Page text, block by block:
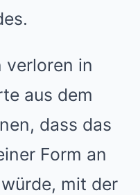
verloren in
aus dem
dass das
Form an
mit der